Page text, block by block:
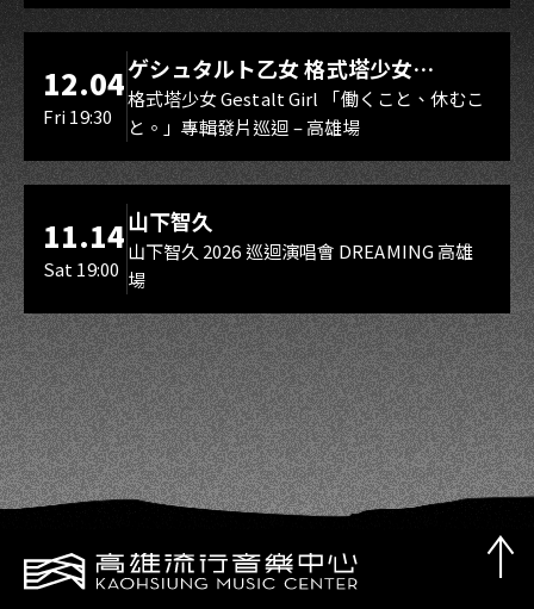
LIVE WAREHOUSE 小庫
12.04
Fri 19:30
ゲシュタルト乙女 格式塔少女
Gestalt Girl
格式塔少女 Gestalt Girl 「働くこと、休むこ
と。」專輯發片巡迴 – 高雄場
11.14
Sat 19:00
山下智久
山下智久 2026 巡迴演唱會 DREAMING 高雄
場